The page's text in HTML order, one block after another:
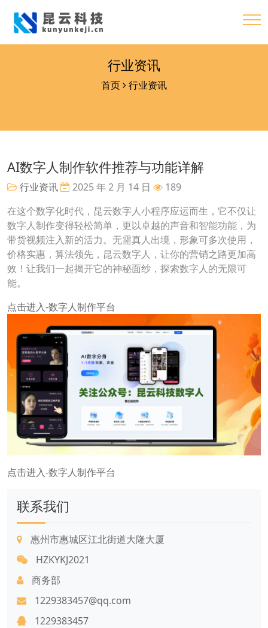
行业资讯
首页 行业资讯
AI数字人制作软件推荐与功能详解
行业资讯 2025 年 2 月 14 日
189
在这个数字化时代，昆云数字人小程序应运而生，它不仅让
数字人制作变得轻松简单，更以卓越的声音和智能功能，为
带货视频注入新的活力。无需真人出境，形象可多次使用，
价格实惠，算法领先，昆云数字人，让你的营销之路更加高
效！让我们一起揭开它的神秘面纱，探索数字人的无限可
能。
点击进入-数字人制作平台
点击进入-数字人制作平台
联系我们
惠州市惠城区江北街道大隆大厦
HZKYKJ2021
商务部
1229383457@qq.com
1229383457